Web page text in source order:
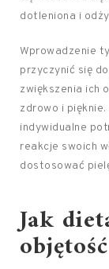
dotleniona i
Wprowadzenie
przyczynić się
zwiększenia ich
zdrowo i
indywidualne
reakcje swoich
dostosować
Jak